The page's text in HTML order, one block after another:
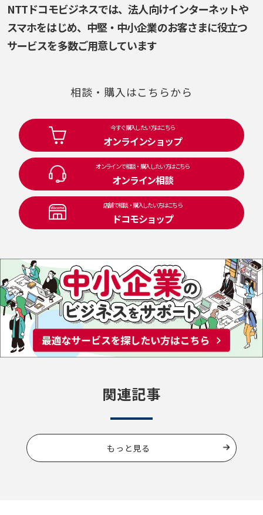
NTTドコモビジネスでは、法人向けインターネットや
スマホをはじめ、 中堅・中小企業のお客さまに役立つ
サービスを多数ご用意しています
相談・購入はこちらから
今すぐ購入したい方はこちら
オンラインショップ
オンラインで相談・購入したい方はこちら
オンライン相談
店舗で相談・購入したい方はこちら
ドコモショップ
関連記事
もっと見る